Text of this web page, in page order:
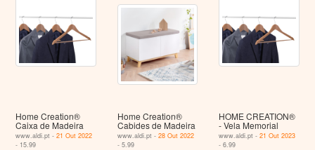
Home Creation®
Caixa de Madeira
www.aldi.pt -21 Out 2022
- 15.99
Home Creation®
Cabides de Madeira
www.aldi.pt - 28 Out 2022
- 5.99
HOME CREATION®
- Vela Memorial
www.aldi.pt -21 Out 2023
- 6.99